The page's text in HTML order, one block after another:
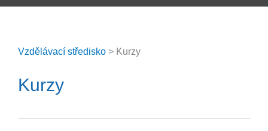
Vzdělávací středisko > Kurzy
Kurzy